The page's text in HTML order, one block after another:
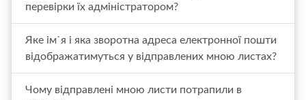
перевірки їх адміністратором?
Яке ім`я і яка зворотна адреса електронної пошти
відображатимуться у відправлених мною листах?
Чому відправлені мною листи потрапили в